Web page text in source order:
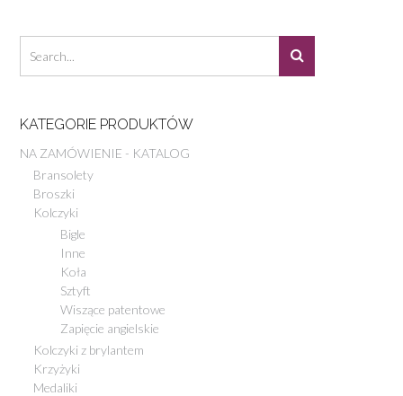
KATEGORIE PRODUKTÓW
NA ZAMÓWIENIE - KATALOG
Bransolety
Broszki
Kolczyki
Bigle
Inne
Koła
Sztyft
Wiszące patentowe
Zapięcie angielskie
Kolczyki z brylantem
Krzyżyki
Medaliki